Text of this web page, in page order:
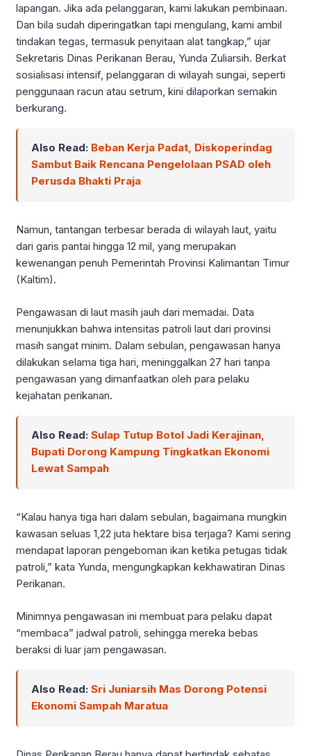
lapangan. Jika ada pelanggaran, kami lakukan pembinaan.
Dan bila sudah diperingatkan tapi mengulang, kami ambil
tindakan tegas, termasuk penyitaan alat tangkap,” ujar
Sekretaris Dinas Perikanan Berau, Yunda Zuliarsih. Berkat
sosialisasi intensif, pelanggaran di wilayah sungai, seperti
penggunaan racun atau setrum, kini dilaporkan semakin
berkurang.
Also Read: Beban Kerja Padat, Diskoperindag
Sambut Baik Rencana Pengelolaan PSAD oleh
Perusda Bhakti Praja
Namun, tantangan terbesar berada di wilayah laut, yaitu
dari garis pantai hingga 12 mil, yang merupakan
kewenangan penuh Pemerintah Provinsi Kalimantan Timur
(Kaltim).
Pengawasan di laut masih jauh dari memadai. Data
menunjukkan bahwa intensitas patroli laut dari provinsi
masih sangat minim. Dalam sebulan, pengawasan hanya
dilakukan selama tiga hari, meninggalkan 27 hari tanpa
pengawasan yang dimanfaatkan oleh para pelaku
kejahatan perikanan.
Also Read: Sulap Tutup Botol Jadi Kerajinan,
Bupati Dorong Kampung Tingkatkan Ekonomi
Lewat Sampah
“Kalau hanya tiga hari dalam sebulan, bagaimana mungkin
kawasan seluas 1,22 juta hektare bisa terjaga? Kami sering
mendapat laporan pengeboman ikan ketika petugas tidak
patroli,” kata Yunda, mengungkapkan kekhawatiran Dinas
Perikanan.
Minimnya pengawasan ini membuat para pelaku dapat
“membaca” jadwal patroli, sehingga mereka bebas
beraksi di luar jam pengawasan.
Also Read: Sri Juniarsih Mas Dorong Potensi
Ekonomi Sampah Maratua